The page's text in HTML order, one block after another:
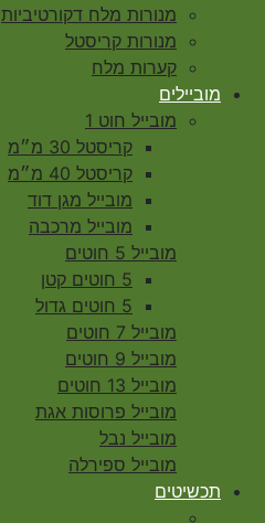
מנורות מלח דקורטיביות
מנורות קריסטל
קערות מלח
מוביילים
מובייל חוט 1
קריסטל 30 מ״מ
קריסטל 40 מ״מ
מובייל מגן דוד
מובייל מרכבה
מובייל 5 חוטים
5 חוטים קטן
5 חוטים גדול
מובייל 7 חוטים
מובייל 9 חוטים
מובייל 13 חוטים
מובייל פרוסות אגת
מובייל נבל
מובייל ספירלה
תכשיטים